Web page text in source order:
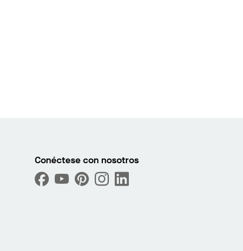
Conéctese con nosotros